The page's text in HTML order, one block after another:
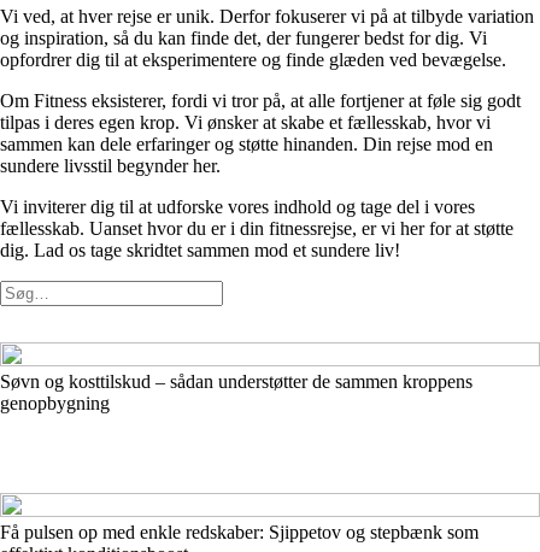
Vi ved, at hver rejse er unik. Derfor fokuserer vi på at tilbyde variation
og inspiration, så du kan finde det, der fungerer bedst for dig. Vi
opfordrer dig til at eksperimentere og finde glæden ved bevægelse.
Om Fitness eksisterer, fordi vi tror på, at alle fortjener at føle sig godt
tilpas i deres egen krop. Vi ønsker at skabe et fællesskab, hvor vi
sammen kan dele erfaringer og støtte hinanden. Din rejse mod en
sundere livsstil begynder her.
Vi inviterer dig til at udforske vores indhold og tage del i vores
fællesskab. Uanset hvor du er i din fitnessrejse, er vi her for at støtte
dig. Lad os tage skridtet sammen mod et sundere liv!
Søvn og kosttilskud – sådan understøtter de sammen kroppens
genopbygning
Få pulsen op med enkle redskaber: Sjippetov og stepbænk som